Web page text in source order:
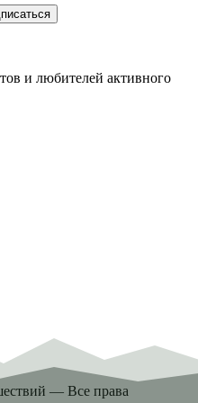
и любителей активного
— Все права